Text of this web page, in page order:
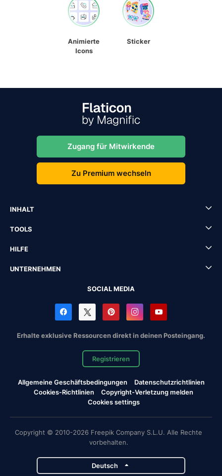
Animierte
Icons
Sticker
Zugang für Mitwirkende
Zu Premium wechseln
INHALT
TOOLS
HILFE
UNTERNEHMEN
SOCIAL MEDIA
Erhalte exklusive Ressourcen direkt in deinen Posteingang.
Registrieren
Allgemeine Geschäftsbedingungen
Datenschutzrichtlinien
Cookies-Richtlinien
Copyright-Verletzung melden
Cookies settings
Copyright © 2010-2026 Freepik Company S.L.U. Alle Rechte
vorbehalten.
Deutsch